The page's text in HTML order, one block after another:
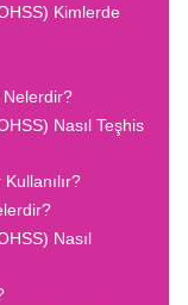
Kimlerde
Nelerdir?
Nasıl Teşhis
Nasıl